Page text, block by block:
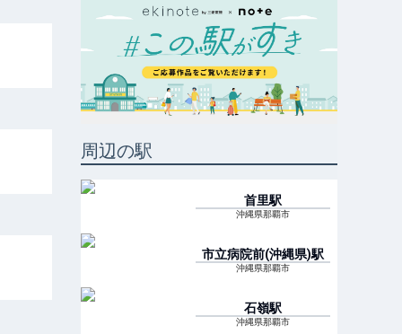
周辺の駅
首里駅
沖縄県那覇市
市立病院前(沖縄県)駅
沖縄県那覇市
石嶺駅
沖縄県那覇市